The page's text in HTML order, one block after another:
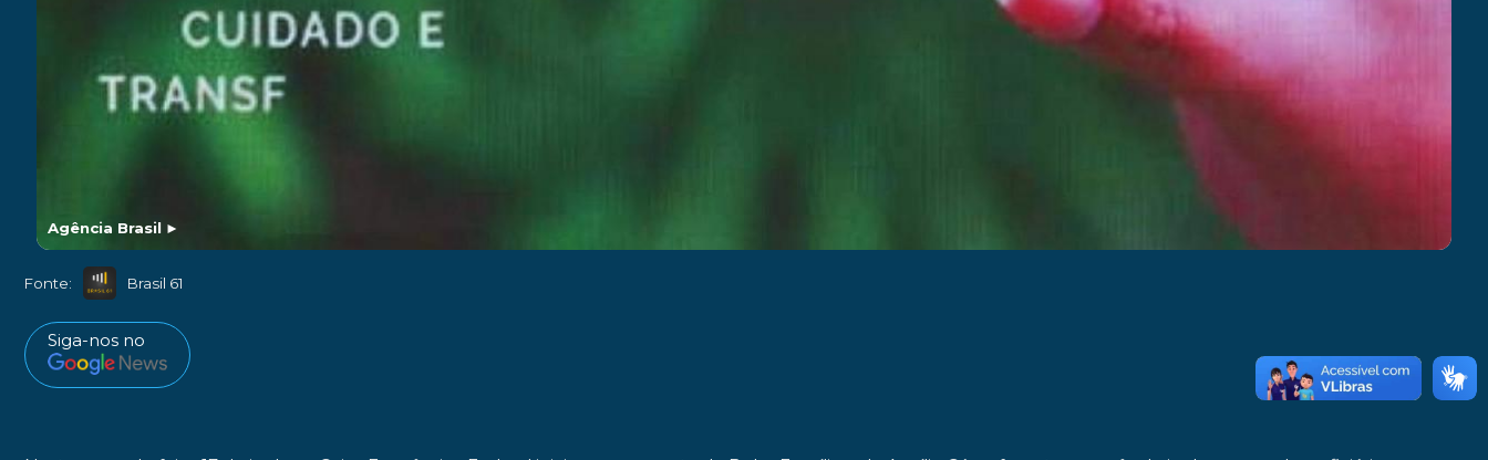
Agência Brasil ►
Fonte: Brasil 61
Siga-nos no